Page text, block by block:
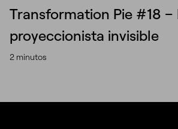
Transformation Pie #18 –
proyeccionista invisible
2 minutos